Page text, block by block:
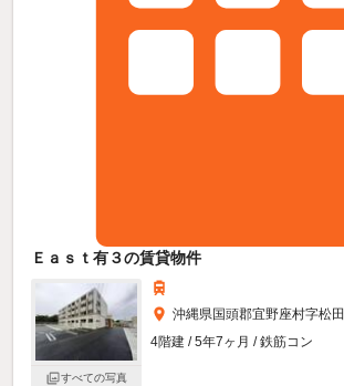
Ｅａｓｔ有３の賃貸物件
すべての写真
沖縄県国頭郡宜野座村字松田
4階建 / 5年7ヶ月 / 鉄筋コン